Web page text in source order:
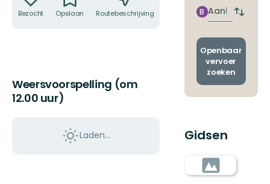
Bezocht Opslaan Routebeschrijving
Weersvoorspelling (om
12.00 uur)
Laden…
halte
Aankomst
B
Wissel
en
Openbaar
vervoer
zoeken
Gidsen